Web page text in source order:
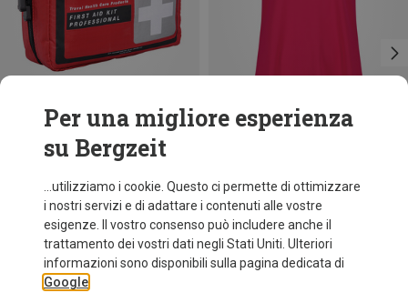
Risparmi 21%
CMP
Maglietta funzionale Print donna
9,26 €
Per una migliore esperienza
su Bergzeit
...utilizziamo i cookie. Questo ci permette di ottimizzare
i nostri servizi e di adattare i contenuti alle vostre
esigenze. Il vostro consenso può includere anche il
trattamento dei vostri dati negli Stati Uniti. Ulteriori
informazioni sono disponibili sulla pagina dedicata di
Google